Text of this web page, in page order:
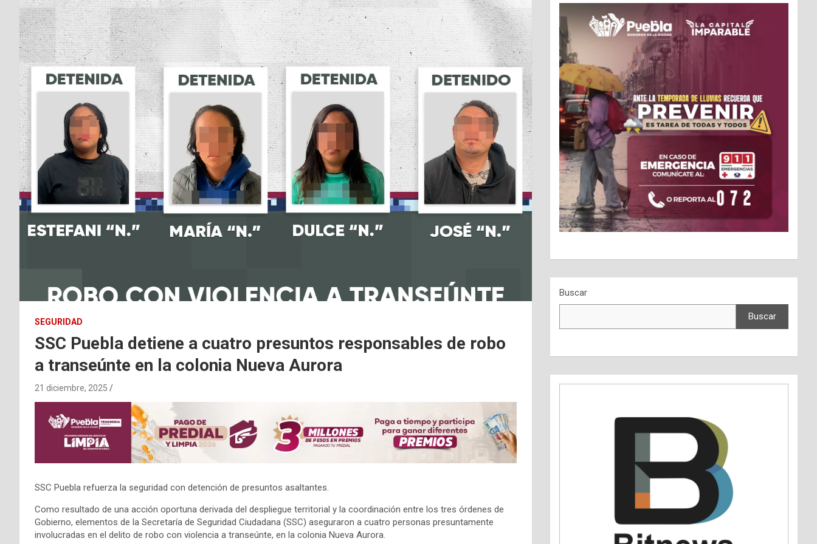
SEGURIDAD
SSC Puebla detiene a cuatro presuntos responsables de robo
a transeúnte en la colonia Nueva Aurora
21 diciembre, 2025
SSC Puebla refuerza la seguridad con detención de presuntos asaltantes.
Como resultado de una acción oportuna derivada del despliegue territorial y la coordinación entre los tres órdenes de
Gobierno, elementos de la Secretaría de Seguridad Ciudadana (SSC) aseguraron a cuatro personas presuntamente
involucradas en el delito de robo con violencia a transeúnte, en la colonia Nueva Aurora.
Buscar
Buscar